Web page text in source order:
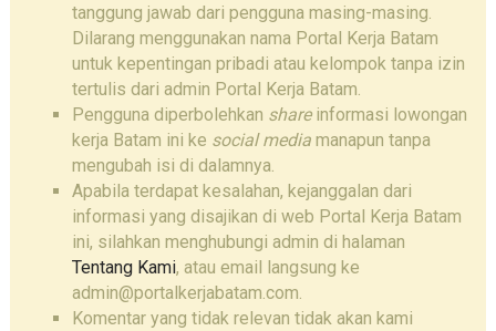
tanggung jawab dari pengguna masing-masing.
Dilarang menggunakan nama Portal Kerja Batam
untuk kepentingan pribadi atau kelompok tanpa izin
tertulis dari admin Portal Kerja Batam.
Pengguna diperbolehkan shareinformasi lowongan
kerja Batam ini ke social mediamanapun tanpa
mengubah isi di dalamnya.
Apabila terdapat kesalahan, kejanggalan dari
informasi yang disajikan di web Portal Kerja Batam
ini, silahkan menghubungi admin di halaman
Tentang Kami, atau email langsung ke
admin@portalkerjabatam.com.
Komentar yang tidak relevan tidak akan kami